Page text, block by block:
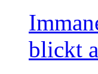
blickt